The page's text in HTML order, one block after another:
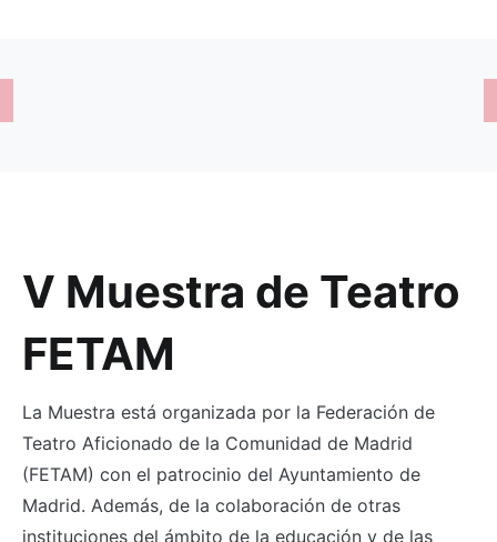
V Muestra de Teatro
FETAM
La Muestra está organizada por la Federación de
Teatro Aficionado de la Comunidad de Madrid
(FETAM) con el patrocinio del Ayuntamiento de
Madrid. Además, de la colaboración de otras
instituciones del ámbito de la educación y de las